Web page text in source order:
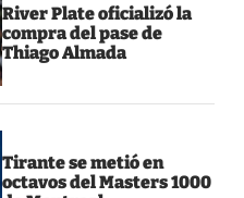
River Plate oficializó la
compra del pase de
Thiago Almada
Tirante se metió en
octavos del Masters 1000